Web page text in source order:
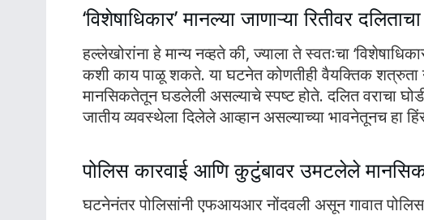
‘विशेषाधिकार’ मानल्या जाणाऱ्या रितीवर
हल्लेखोरांना हे मान्य नव्हते की, ज्याला ते स्वतःचा
कशी काय पाळू शकते. या घटनेत कोणतीही वैयक्तिक शत्रुता
मानसिकतेतून घडलेली असल्याचे स्पष्ट होते. दलित वराचा
जातीय व्यवस्थेला दिलेले आव्हान असल्याच्या भावनेतूनच हा
पोलिस कारवाई आणि कुटुंबावर उमटलेले
घटनेनंतर पोलिसांनी एफआयआर नोंदवली असून गावात